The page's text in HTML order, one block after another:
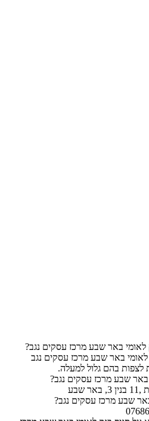
באר שבע מרכז עסקים נגב?
באר שבע מרכז עסקים נגב
לצפות בהם גלול למעלה.
שבע מרכז עסקים נגב?
שבע מרכז עסקים נגב?